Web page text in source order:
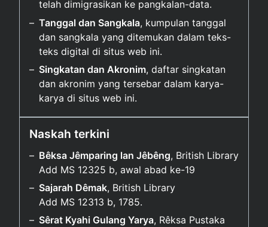
telah dimigrasikan ke pangkalan-data.
Tanggal dan Sangkala, kumpulan tanggal
dan sangkala yang ditemukan dalam teks-
teks digital di situs web ini.
Singkatan dan Akronim, daftar singkatan
dan akronim yang tersebar dalam karya-
karya di situs web ini.
Naskah terkini
Bêksa Jêmparing lan Jêbêng, British Library
Add MS 12325 b, awal abad ke-⁠19
Sajarah Dêmak, British Library
Add MS 12313 b, 1785.
Sêrat Kyahi Gulang Yarya, Rêksa Pustaka